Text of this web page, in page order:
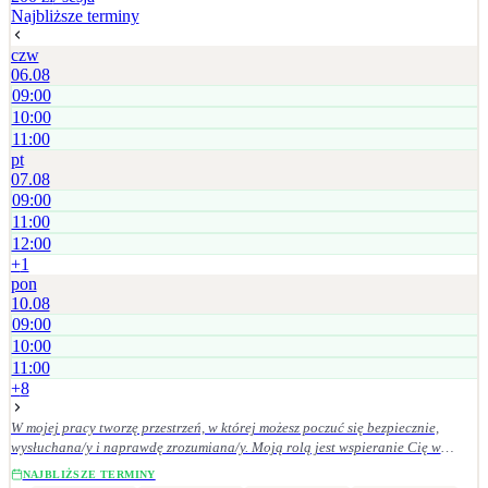
radzeniu sobie z chorobą psychiczną (własną lub bliskiej osoby).
Najbliższe terminy
czw
06.08
09:00
10:00
11:00
pt
07.08
09:00
11:00
12:00
+1
pon
10.08
09:00
10:00
11:00
+8
W mojej pracy tworzę przestrzeń, w której możesz poczuć się bezpiecznie,
wysłuchana/y i naprawdę zrozumiana/y. Moją rolą jest wspieranie Cię w
budowaniu wewnętrznej równowagi, głębszego rozumienia siebie oraz
NAJBLIŻSZE TERMINY